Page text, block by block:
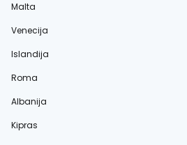
Malta
Venecija
Islandija
Roma
Albanija
Kipras